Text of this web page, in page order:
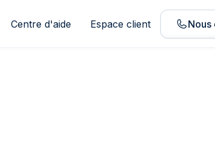
Centre d'aide Espace client Nous